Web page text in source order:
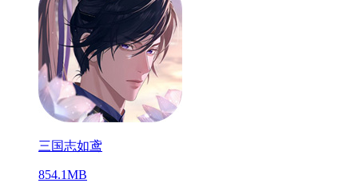
三国志如鸢
854.1MB